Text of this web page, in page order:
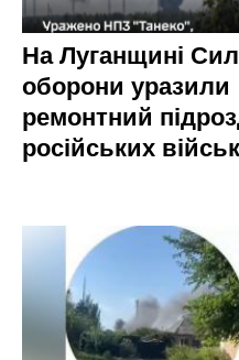
На Луганщині
оборони уразили
ремонтний
російських військ